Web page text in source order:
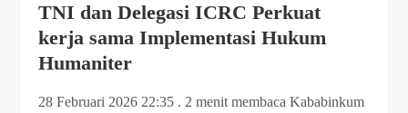
TNI dan Delegasi ICRC Perkuat
kerja sama Implementasi Hukum
Humaniter
28 Februari 2026 22:35 . 2 menit membaca Kababinkum